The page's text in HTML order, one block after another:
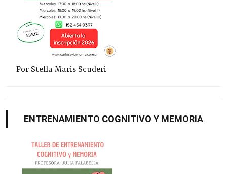
Por Stella Maris Scuderi
ENTRENAMIENTO COGNITIVO Y MEMORIA